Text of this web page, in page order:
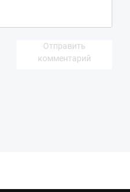
Отправить
комментарий